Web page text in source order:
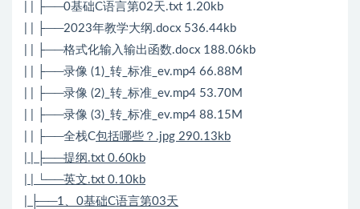
| | ├──0基础C语言第02天.txt 1.20kb
| | ├──2023年教学大纲.docx 536.44kb
| | ├──格式化输入输出函数.docx 188.06kb
| | ├──录像 (1)_转_标准_ev.mp4 66.88M
| | ├──录像 (2)_转_标准_ev.mp4 53.70M
| | ├──录像 (3)_转_标准_ev.mp4 88.15M
| | ├──全栈C包括哪些？.jpg 290.13kb
| | ├──提纲.txt 0.60kb
| | └──英文.txt 0.10kb
| ├──1、0基础C语言第03天